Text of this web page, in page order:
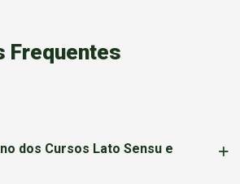
Frequentes
dos Cursos Lato Sensu e